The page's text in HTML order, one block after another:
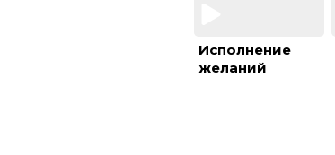
Исполнение
желаний